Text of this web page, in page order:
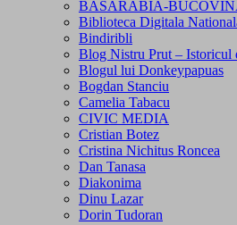
BASARABIA-
Biblioteca Digitala
Bindiribli
Blog Nistru Prut – Istoricul
Blogul lui Donkeypapuas
Bogdan Stanciu
Camelia Tabacu
CIVIC MEDIA
Cristian Botez
Cristina Nichitus Roncea
Dan Tanasa
Diakonima
Dinu Lazar
Dorin Tudoran